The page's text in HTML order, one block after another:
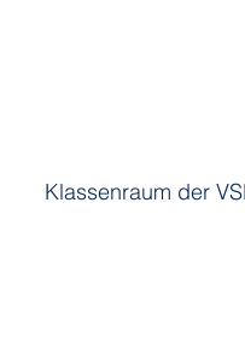
Klassenraum der